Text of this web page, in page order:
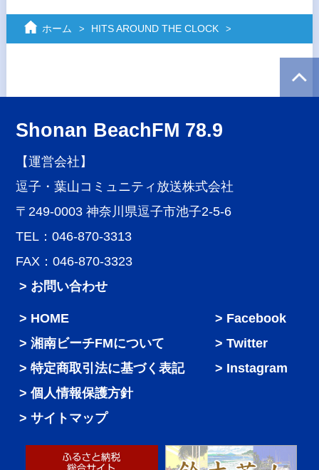
ホーム HITS AROUND THE CLOCK
Shonan BeachFM 78.9
【運営会社】
逗子・葉山コミュニティ放送株式会社
〒249-0003 神奈川県逗子市池子2-5-6
TEL：046-870-3313
FAX：046-870-3323
> お問い合わせ
HOME
湘南ビーチFMについて
特定商取引法に基づく表記
個人情報保護方針
サイトマップ
Facebook
Twitter
Instagram